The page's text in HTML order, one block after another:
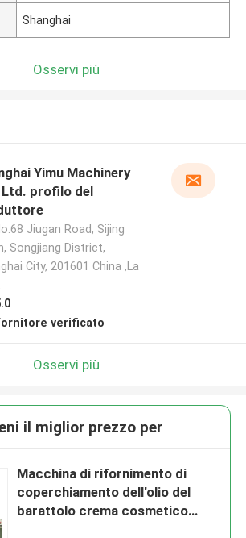
Shanghai
Osservi più
Yimu Machinery
Ltd. profilo del
Jiugan Road, Sijing
Songjiang District,
City, 201601 China ,La
verificato
Osservi più
il miglior prezzo per
Macchina di rifornimento di
coperchiamento dell'olio del
barattolo crema cosmetico